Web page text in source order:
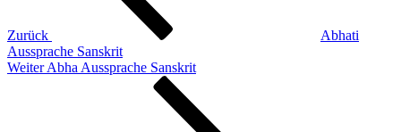
Zurück
Abhati
Aussprache Sanskrit
Nächster
Weiter Abha Aussprache Sanskrit